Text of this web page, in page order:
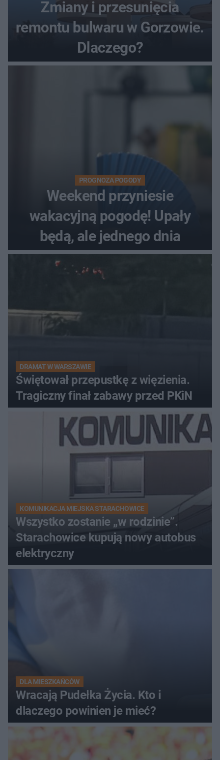
Zmiany i przesunięcia
remontu bulwaru w Gorzowie.
Dlaczego?
PROGNOZA POGODY
Weekend przyniesie
wakacyjną pogodę! Upały
będą, ale jednego dnia
DRAMAT W WARSZAWIE
Świętował przepustkę z więzienia.
Tragiczny finał zabawy przed PKiN
KOMUNIKACJA MIEJSKA STARACHOWICE
Wszystko zostanie „w rodzinie”.
Starachowice kupują nowy autobus
elektryczny
DLA MIESZKAŃCÓW
Wracają Pudełka Życia. Kto i
dlaczego powinien je mieć?